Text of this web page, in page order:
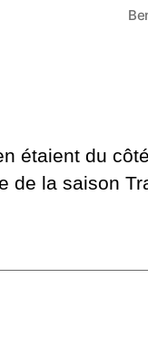
étaient du
de la saison